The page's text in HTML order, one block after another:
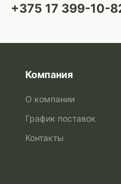
+375 17 399-10-
Компания
О компании
График поставок
Контакты